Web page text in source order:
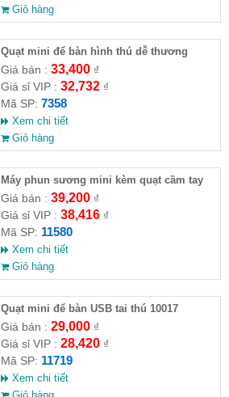
Giỏ hàng
Quạt mini để bàn hình thú dễ thương
Giá bán : 33,400₫
Giá sỉ VIP : 32,732₫
Mã SP: 7358
Xem chi tiết
Giỏ hàng
Máy phun sương mini kèm quạt cầm tay
Giá bán : 39,200₫
Giá sỉ VIP : 38,416₫
Mã SP: 11580
Xem chi tiết
Giỏ hàng
Quạt mini để bàn USB tai thú 10017
Giá bán : 29,000₫
Giá sỉ VIP : 28,420₫
Mã SP: 11719
Xem chi tiết